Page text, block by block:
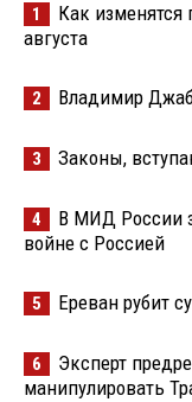
1
Как изменятся
августа
2 Владимир
3 Законы,
4
В МИД России
войне с Россией
5 Ереван рубит
6
Эксперт
манипулировать